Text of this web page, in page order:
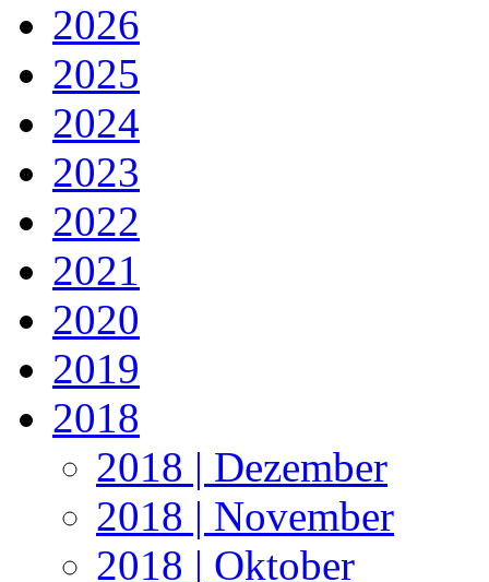
2026
2025
2024
2023
2022
2021
2020
2019
2018
2018 | Dezember
2018 | November
2018 | Oktober